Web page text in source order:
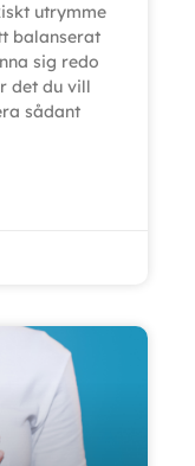
utrymme
balanserat
sig redo
det du vill
sådant